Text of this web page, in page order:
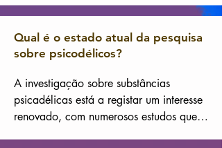
ilegais, mas há um movimento crescente
para reconsiderar o seu estatuto devido
ao seu potencial terapêutico.
Qual é o estado atual da pesquisa
sobre psicodélicos?
A investigação sobre substâncias
psicadélicas está a registar um interesse
renovado, com numerosos estudos que